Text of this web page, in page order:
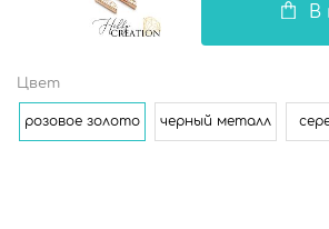
В
Цвет
розовое золото черный металл